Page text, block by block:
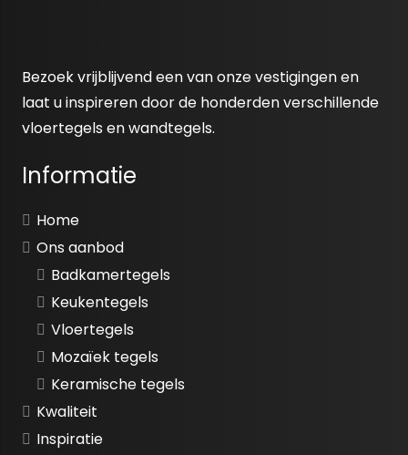
Bezoek vrijblijvend een van onze vestigingen en
laat u inspireren door de honderden verschillende
vloertegels en wandtegels.
Informatie
Home
Ons aanbod
Badkamertegels
Keukentegels
Vloertegels
Mozaïek tegels
Keramische tegels
Kwaliteit
Inspiratie